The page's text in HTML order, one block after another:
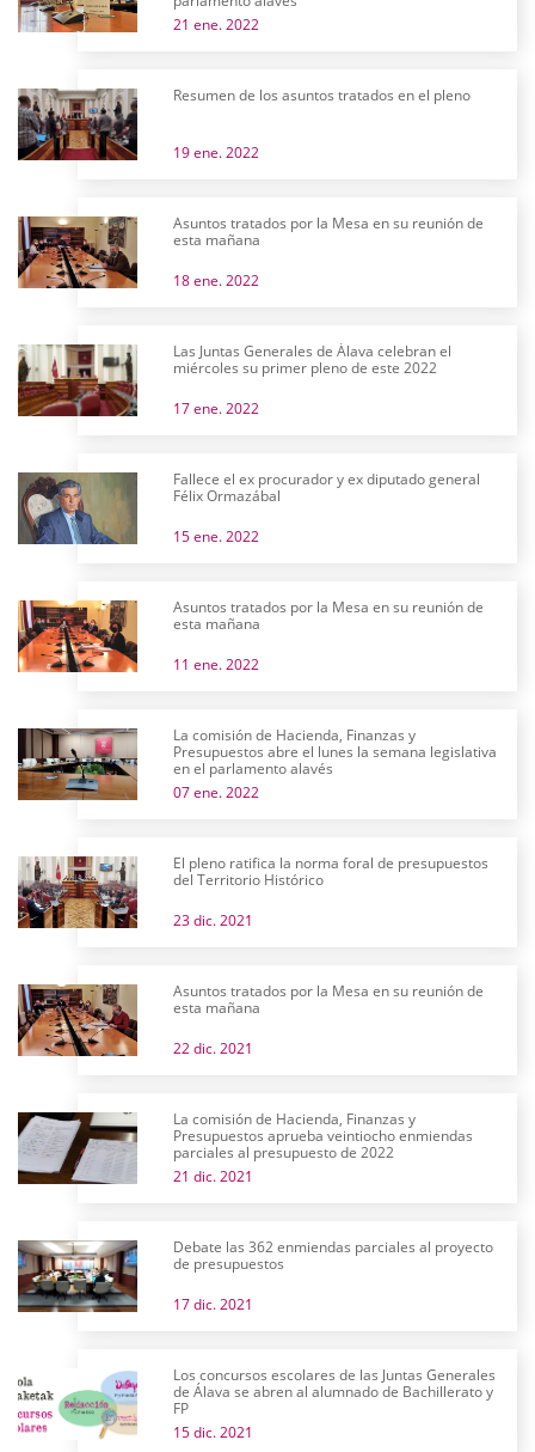
21 ene. 2022
Resumen de los asuntos tratados en el pleno
19 ene. 2022
Asuntos tratados por la Mesa en su reunión de
esta mañana
18 ene. 2022
Las Juntas Generales de Álava celebran el
miércoles su primer pleno de este 2022
17 ene. 2022
Fallece el ex procurador y ex diputado general
Félix Ormazábal
15 ene. 2022
Asuntos tratados por la Mesa en su reunión de
esta mañana
11 ene. 2022
La comisión de Hacienda, Finanzas y
Presupuestos abre el lunes la semana legislativa
en el parlamento alavés
07 ene. 2022
El pleno ratifica la norma foral de presupuestos
del Territorio Histórico
23 dic. 2021
Asuntos tratados por la Mesa en su reunión de
esta mañana
22 dic. 2021
La comisión de Hacienda, Finanzas y
Presupuestos aprueba veintiocho enmiendas
parciales al presupuesto de 2022
21 dic. 2021
Debate las 362 enmiendas parciales al proyecto
de presupuestos
17 dic. 2021
Los concursos escolares de las Juntas Generales
de Álava se abren al alumnado de Bachillerato y
FP
15 dic. 2021